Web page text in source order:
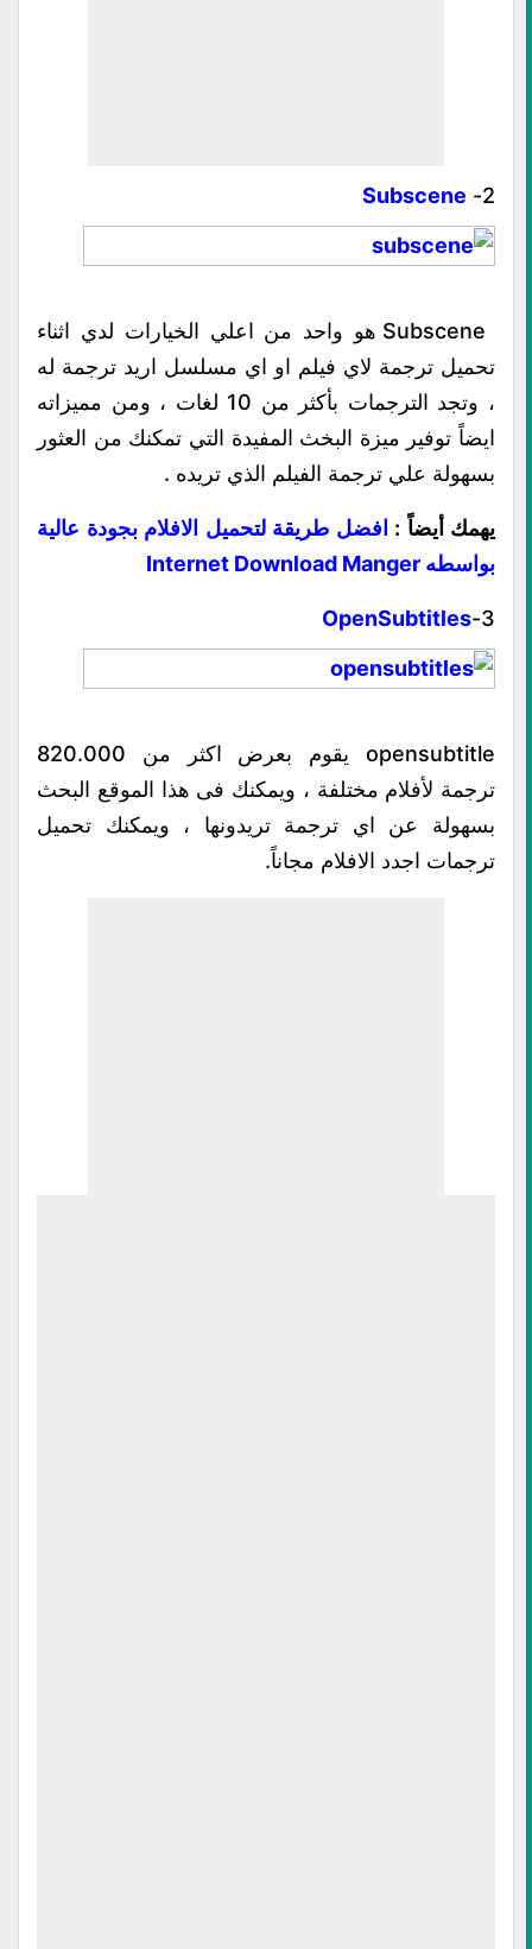
2-
Subscene
Subscene هو واحد من اعلي الخيارات لدي اثناء
تحميل ترجمة لاي فيلم او اي مسلسل اريد ترجمة له
، وتجد الترجمات بأكثر من 10 لغات ، ومن مميزاته
ايضاً توفير ميزة البخث المفيدة التي تمكنك من العثور
بسهولة علي ترجمة الفيلم الذي تريده .
يهمك أيضاً : افضل طريقة لتحميل الافلام بجودة عالية
بواسطه Internet Download Manger
3-
OpenSubtitles
opensubtitle يقوم بعرض اكثر من 820.000
ترجمة لأفلام مختلفة ، ويمكنك فى هذا الموقع البحث
بسهولة عن اي ترجمة تريدونها ، ويمكنك تحميل
ترجمات اجدد الافلام مجاناً.